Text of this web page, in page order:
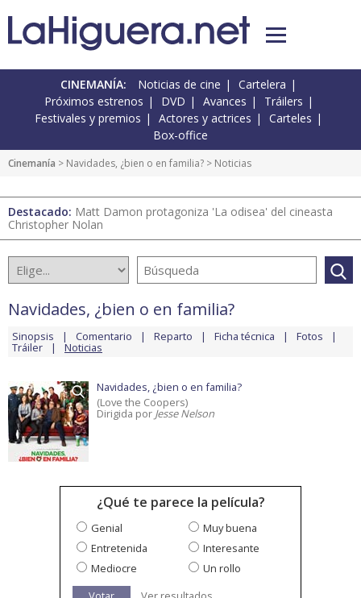
CINEMANÍA: Noticias de cine
Cartelera
Próximos estrenos
DVD Avances
Tráilers
Festivales y premios
Actores y actrices
Carteles
Box-office
Cinemanía > Navidades, ¿bien o en familia? > Noticias
Destacado: Matt Damon protagoniza 'La odisea' del cineasta
Christopher Nolan
Navidades, ¿bien o en familia?
Sinopsis Comentario Reparto Ficha técnica Fotos
Tráiler Noticias
Navidades, ¿bien o en familia?
(Love the Coopers)
Dirigida por Jesse Nelson
¿Qué te parece la película?
Genial
Muy buena
Entretenida
Interesante
Mediocre
Un rollo